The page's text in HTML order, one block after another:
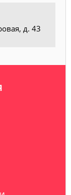
д. 43